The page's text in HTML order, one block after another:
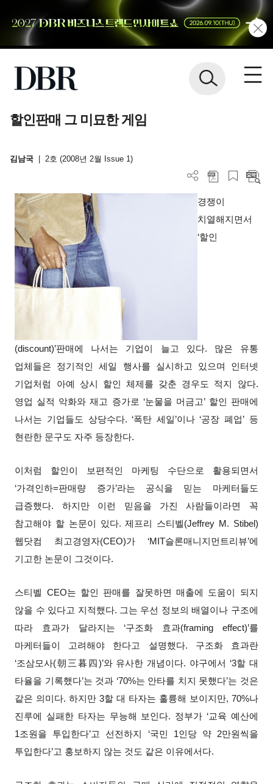
할인판매 그 미묘한 게임
김남국 2호 (2008년 2월 Issue 1)
경쟁이
치열해지면서
‘할인
(discount)’판매에 나서는 기업이 늘고 있다. 많은 유통
업체들은 정기적인 세일 행사를 실시하고 있으며 인터넷
기업처럼 아예 상시 할인 체제를 갖춘 경우도 적지 않다.
영업 실적 악화와 재고 증가로 ‘눈물을 머금고’ 할인 판매에
나서는 기업들도 상당수다. ‘폭탄 세일’이나 ‘공장 폐업’ 등
현란한 문구도 자주 등장한다.
이처럼 할인이 보편적인 마케팅 수단으로 활용되면서
‘가격인하=판매량 증가’라는 공식을 믿는 마케터들도
급증했다. 하지만 이런 믿음을 가진 사람들이라면 꼭
참고해야 할 논문이 있다. 제프리 스티벨(Jeffrey M. Stibel)
웹닷컴 최고경영자(CEO)가 ‘MIT슬론매니지먼트리뷰’에
기고한 논문이 그것이다.
스티벨 CEO는 할인 판매를 잘못하면 매출에 도움이 되지
않을 수 있다고 지적했다. 그는 우선 정보의 배열이나 구조에
따라 효과가 달라지는 ‘구조화 효과(framing effect)’를
마케터들이 고려해야 한다고 설명했다. 구조화 효과란
‘조삼모사(朝三暮四)’와 유사한 개념이다. 야구에서 ‘3할 대
타율을 기록했다’는 것과 ‘70%는 안타를 치지 못했다’는 것은
같은 의미다. 하지만 3할 대 타자는 훌륭해 보이지만, 70%나
진루에 실패한 타자는 무능해 보인다. 정부가 ‘교육 예산에
1조원을 투입한다’고 선전하지 ‘국민 1인당 약 2만원씩을
투입한다’고 홍보하지 않는 것도 같은 이유에서다.